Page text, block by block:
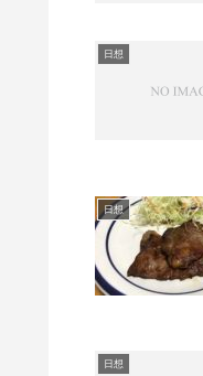
日想
日想
日想